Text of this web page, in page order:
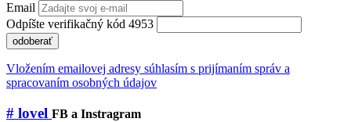
Email
Odpíšte verifikačný kód 4953
odoberať
Vložením emailovej adresy súhlasím s prijímaním správ a
spracovaním osobných údajov
# lovel FB a Instragram